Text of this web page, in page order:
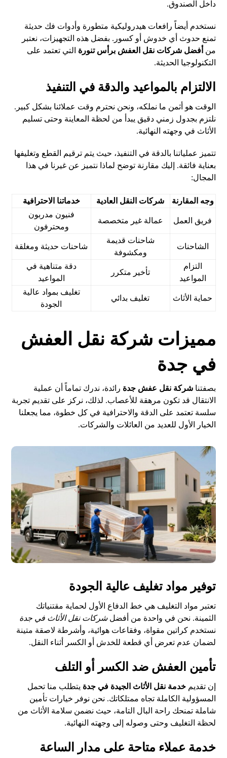
داخل الصندوق.
نستخدم أيضاً رافعات هيدروليكية متطورة وأدوات فك حديثة
تمنع حدوث أي خدوش أو كسور. بفضل هذه التجهيزات، نعتبر
من أفضل شركات نقل العفش برأس تنورة التي تعتمد على
التكنولوجيا الحديثة.
الالتزام بالمواعيد والدقة في التنفيذ
الوقت هو أثمن ما نملكه، ونحن نحترم وقت عملائنا بشكل كبير.
نلتزم بجدول زمني دقيق يبدأ من لحظة المعاينة وحتى تسليم
الأثاث في وجهته النهائية.
تتميز عملياتنا بالدقة في التنفيذ، حيث يتم ترقيم القطع وتغليفها
بعناية فائقة. إليك مقارنة توضح لماذا نتميز عن غيرنا في هذا
المجال:
وجه المقارنة شركات النقل العادية خدماتنا الاحترافية
فريق العمل عمالة غير متخصصة
فنيون مدربون
ومحترفون
الشاحنات
شاحنات قديمة
ومكشوفة
شاحنات حديثة ومغلقة
التزام
المواعيد
تأخير متكرر
دقة متناهية في
المواعيد
حماية الأثاث تغليف بدائي
تغليف بمواد عالية
الجودة
مميزات شركة نقل العفش
في جدة
بصفتناشركة نقل عفش جدة رائدة، ندرك تماماً أن عملية
الانتقال قد تكون مرهقة للأعصاب. لذلك، نركز على تقديم تجربة
سلسة تعتمد على الدقة والاحترافية في كل خطوة، مما يجعلنا
الخيار الأول للعديد من العائلات والشركات.
توفير مواد تغليف عالية الجودة
تعتبر مواد التغليف هي خط الدفاع الأول لحماية مقتنياتك
الثمينة. نحن في واحدة من أفضلشركات نقل الأثاث في جدة
نستخدم كراتين مقواة، وفقاعات هوائية، وأشرطة لاصقة متينة
لضمان عدم تعرض أي قطعة للخدش أو الكسر أثناء النقل.
تأمين العفش ضد الكسر أو التلف
إن تقديمخدمة نقل الأثاث الجيدة في جدة يتطلب منا تحمل
المسؤولية الكاملة تجاه ممتلكاتك. نحن نوفر خيارات تأمين
شاملة تمنحك راحة البال التامة، حيث نضمن سلامة الأثاث من
لحظة التغليف وحتى وصوله إلى وجهته النهائية.
خدمة عملاء متاحة على مدار الساعة